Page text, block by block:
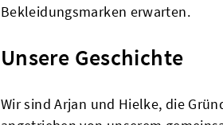
Bekleidungsmarken erwarten.
Unsere Geschichte
Wir sind Arjan und Hielke, die